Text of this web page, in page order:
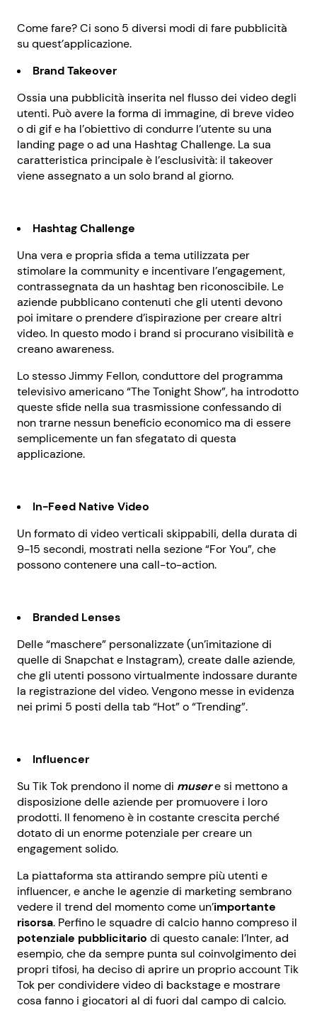
Come fare? Ci sono 5 diversi modi di fare pubblicità
su quest’applicazione.
Brand Takeover
Ossia una pubblicità inserita nel flusso dei video degli
utenti. Può avere la forma di immagine, di breve video
o di gif e ha l’obiettivo di condurre l’utente su una
landing page o ad una Hashtag Challenge. La sua
caratteristica principale è l’esclusività: il takeover
viene assegnato a un solo brand al giorno.
Hashtag Challenge
Una vera e propria sfida a tema utilizzata per
stimolare la community e incentivare l’engagement,
contrassegnata da un hashtag ben riconoscibile. Le
aziende pubblicano contenuti che gli utenti devono
poi imitare o prendere d’ispirazione per creare altri
video. In questo modo i brand si procurano visibilità e
creano awareness.
Lo stesso Jimmy Fellon, conduttore del programma
televisivo americano “The Tonight Show”, ha introdotto
queste sfide nella sua trasmissione confessando di
non trarne nessun beneficio economico ma di essere
semplicemente un fan sfegatato di questa
applicazione.
In-Feed Native Video
Un formato di video verticali skippabili, della durata di
9-15 secondi, mostrati nella sezione “For You”, che
possono contenere una call-to-action.
Branded Lenses
Delle “maschere” personalizzate (un’imitazione di
quelle di Snapchat e Instagram), create dalle aziende,
che gli utenti possono virtualmente indossare durante
la registrazione del video. Vengono messe in evidenza
nei primi 5 posti della tab “Hot” o “Trending”.
Influencer
Su Tik Tok prendono il nome di musere si mettono a
disposizione delle aziende per promuovere i loro
prodotti. Il fenomeno è in costante crescita perché
dotato di un enorme potenziale per creare un
engagement solido.
La piattaforma sta attirando sempre più utenti e
influencer, e anche le agenzie di marketing sembrano
vedere il trend del momento come un’importante
risorsa. Perfino le squadre di calcio hanno compreso il
potenziale pubblicitario di questo canale: l’Inter, ad
esempio, che da sempre punta sul coinvolgimento dei
propri tifosi, ha deciso di aprire un proprio account Tik
Tok per condividere video di backstage e mostrare
cosa fanno i giocatori al di fuori dal campo di calcio.